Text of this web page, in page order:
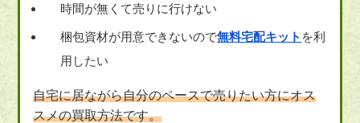
時間が無くて売りに行けない
梱包資材が用意できないので無料宅配キット を利
用したい
自宅に居ながら自分のペースで売りたい方にオス
スメの買取方法です。